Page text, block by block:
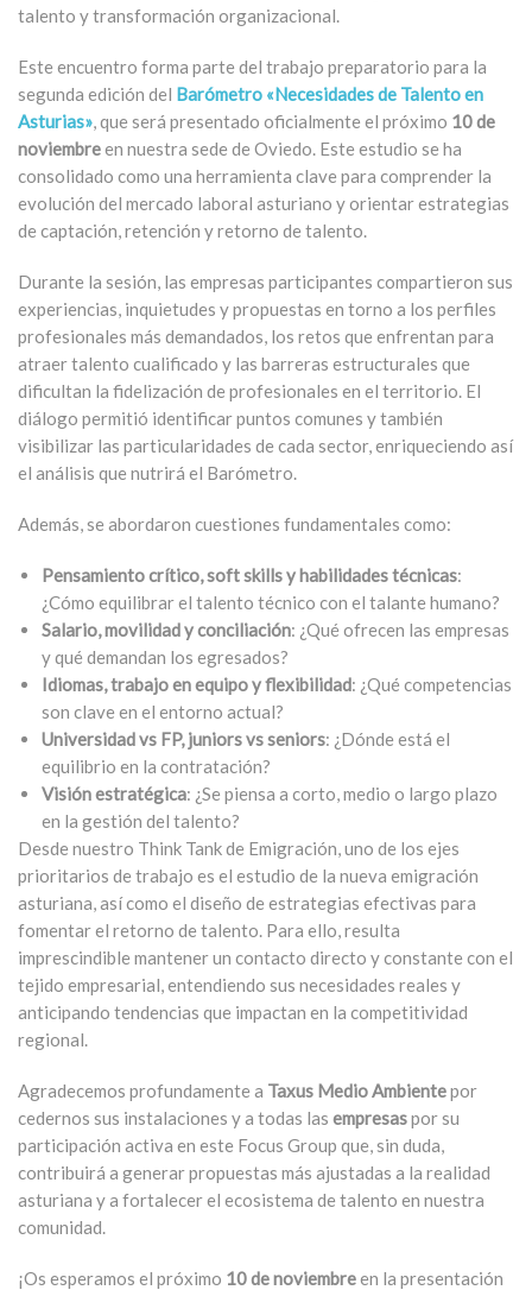
talento y transformación organizacional.
Este encuentro forma parte del trabajo preparatorio para la
segunda edición del Barómetro «Necesidades de Talento en
Asturias», que será presentado oficialmente el próximo 10 de
noviembreen nuestra sede de Oviedo. Este estudio se ha
consolidado como una herramienta clave para comprender la
evolución del mercado laboral asturiano y orientar estrategias
de captación, retención y retorno de talento.
Durante la sesión, las empresas participantes compartieron sus
experiencias, inquietudes y propuestas en torno a los perfiles
profesionales más demandados, los retos que enfrentan para
atraer talento cualificado y las barreras estructurales que
dificultan la fidelización de profesionales en el territorio. El
diálogo permitió identificar puntos comunes y también
visibilizar las particularidades de cada sector, enriqueciendo así
el análisis que nutrirá el Barómetro.
Además, se abordaron cuestiones fundamentales como:
Pensamiento crítico, soft skills y habilidades técnicas:
¿Cómo equilibrar el talento técnico con el talante humano?
Salario, movilidad y conciliación: ¿Qué ofrecen las empresas
y qué demandan los egresados?
Idiomas, trabajo en equipo y flexibilidad: ¿Qué competencias
son clave en el entorno actual?
Universidad vs FP, juniors vs seniors: ¿Dónde está el
equilibrio en la contratación?
Visión estratégica: ¿Se piensa a corto, medio o largo plazo
en la gestión del talento?
Desde nuestro Think Tank de Emigración, uno de los ejes
prioritarios de trabajo es el estudio de la nueva emigración
asturiana, así como el diseño de estrategias efectivas para
fomentar el retorno de talento. Para ello, resulta
imprescindible mantener un contacto directo y constante con el
tejido empresarial, entendiendo sus necesidades reales y
anticipando tendencias que impactan en la competitividad
regional.
Agradecemos profundamente a Taxus Medio Ambientepor
cedernos sus instalaciones y a todas las empresaspor su
participación activa en este Focus Group que, sin duda,
contribuirá a generar propuestas más ajustadas a la realidad
asturiana y a fortalecer el ecosistema de talento en nuestra
comunidad.
¡Os esperamos el próximo 10 de noviembreen la presentación